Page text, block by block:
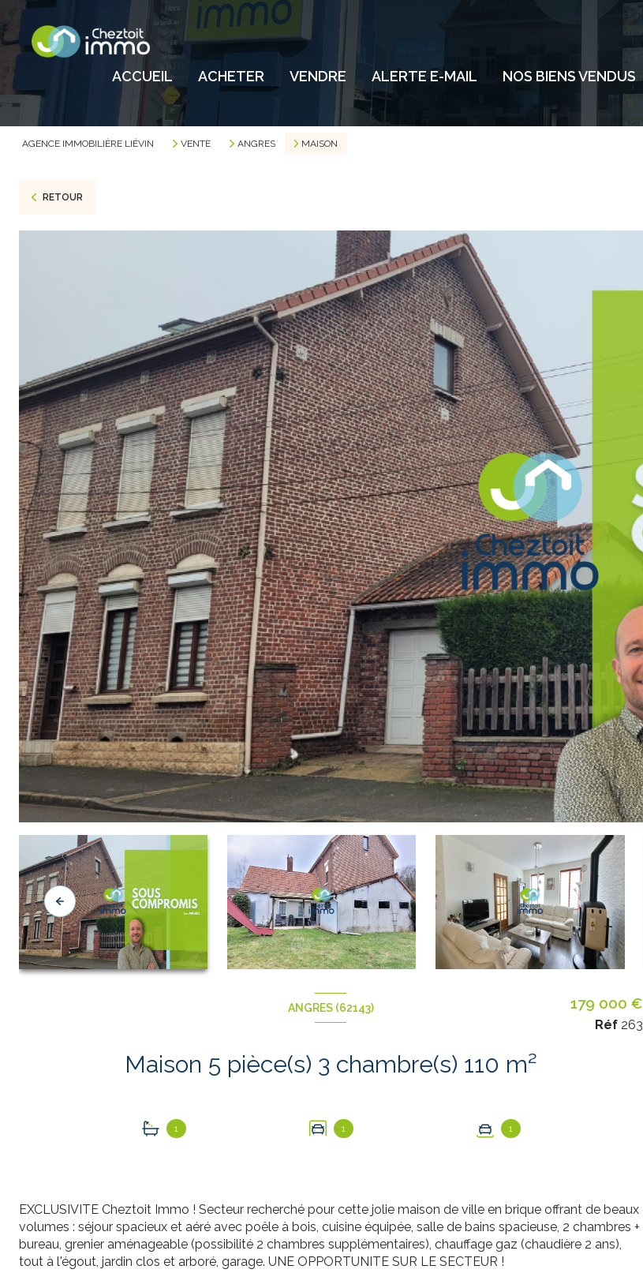
ACCUEIL ACHETER VENDRE ALERTE E-MAIL NOS BIENS VENDUS
AGENCE IMMOBILIÈRE LIÉVIN VENTE ANGRES MAISON
RETOUR
ANGRES (62143)
Maison 5 pièce(s) 3 chambre(s) 110 m²
1 1 1
179 000 €
Réf 263
EXCLUSIVITE Cheztoit Immo ! Secteur recherché pour cette jolie maison de ville en brique offrant de beaux
volumes : séjour spacieux et aéré avec poêle à bois, cuisine équipée, salle de bains spacieuse, 2 chambres +
bureau, grenier aménageable (possibilité 2 chambres supplémentaires), chauffage gaz (chaudière 2 ans),
tout à l'égout, jardin clos et arboré, garage. UNE OPPORTUNITE SUR LE SECTEUR !